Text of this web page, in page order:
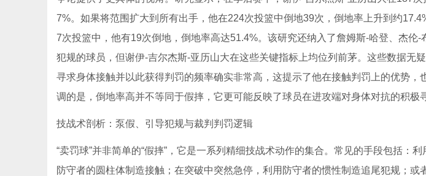
7%。如果将范围扩大到所有出手，他在224次投篮中倒地39次，倒地率上升到约
7次投篮中，他有19次倒地，倒地率高达51.4%。该研究还纳入了詹姆斯-哈登、杰伦
犯规的球员，但谢伊-吉尔杰斯-亚历山大在这些关键指标上均位列前茅。这些数据无
寻求身体接触并以此获得判罚的频率确实非常高，这提示了他在接触判罚上的优势，
调的是，倒地率高并不等同于假摔，它更可能反映了球员在进攻端对身体对抗的积极
技战术剖析：泵假、引导犯规与裁判判罚逻辑
“卖罚球”并非简单的“假摔”，它是一系列精细技战术动作的集合。常见的手段包括：
防守者的圆柱体制造接触；在突破中突然急停，利用防守者的惯性制造追尾犯规；或